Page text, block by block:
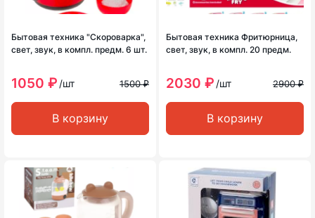
Бытовая техника "Скороварка",
свет, звук, в компл. предм. 6 шт.
1050 ₽ /шт 1500 ₽
В корзину
Бытовая техника Фритюрница,
свет, звук, в компл. 20 предм.
2030 ₽ /шт 2900 ₽
В корзину